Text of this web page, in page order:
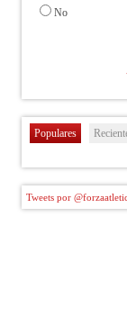
No
Populares
Tweets por